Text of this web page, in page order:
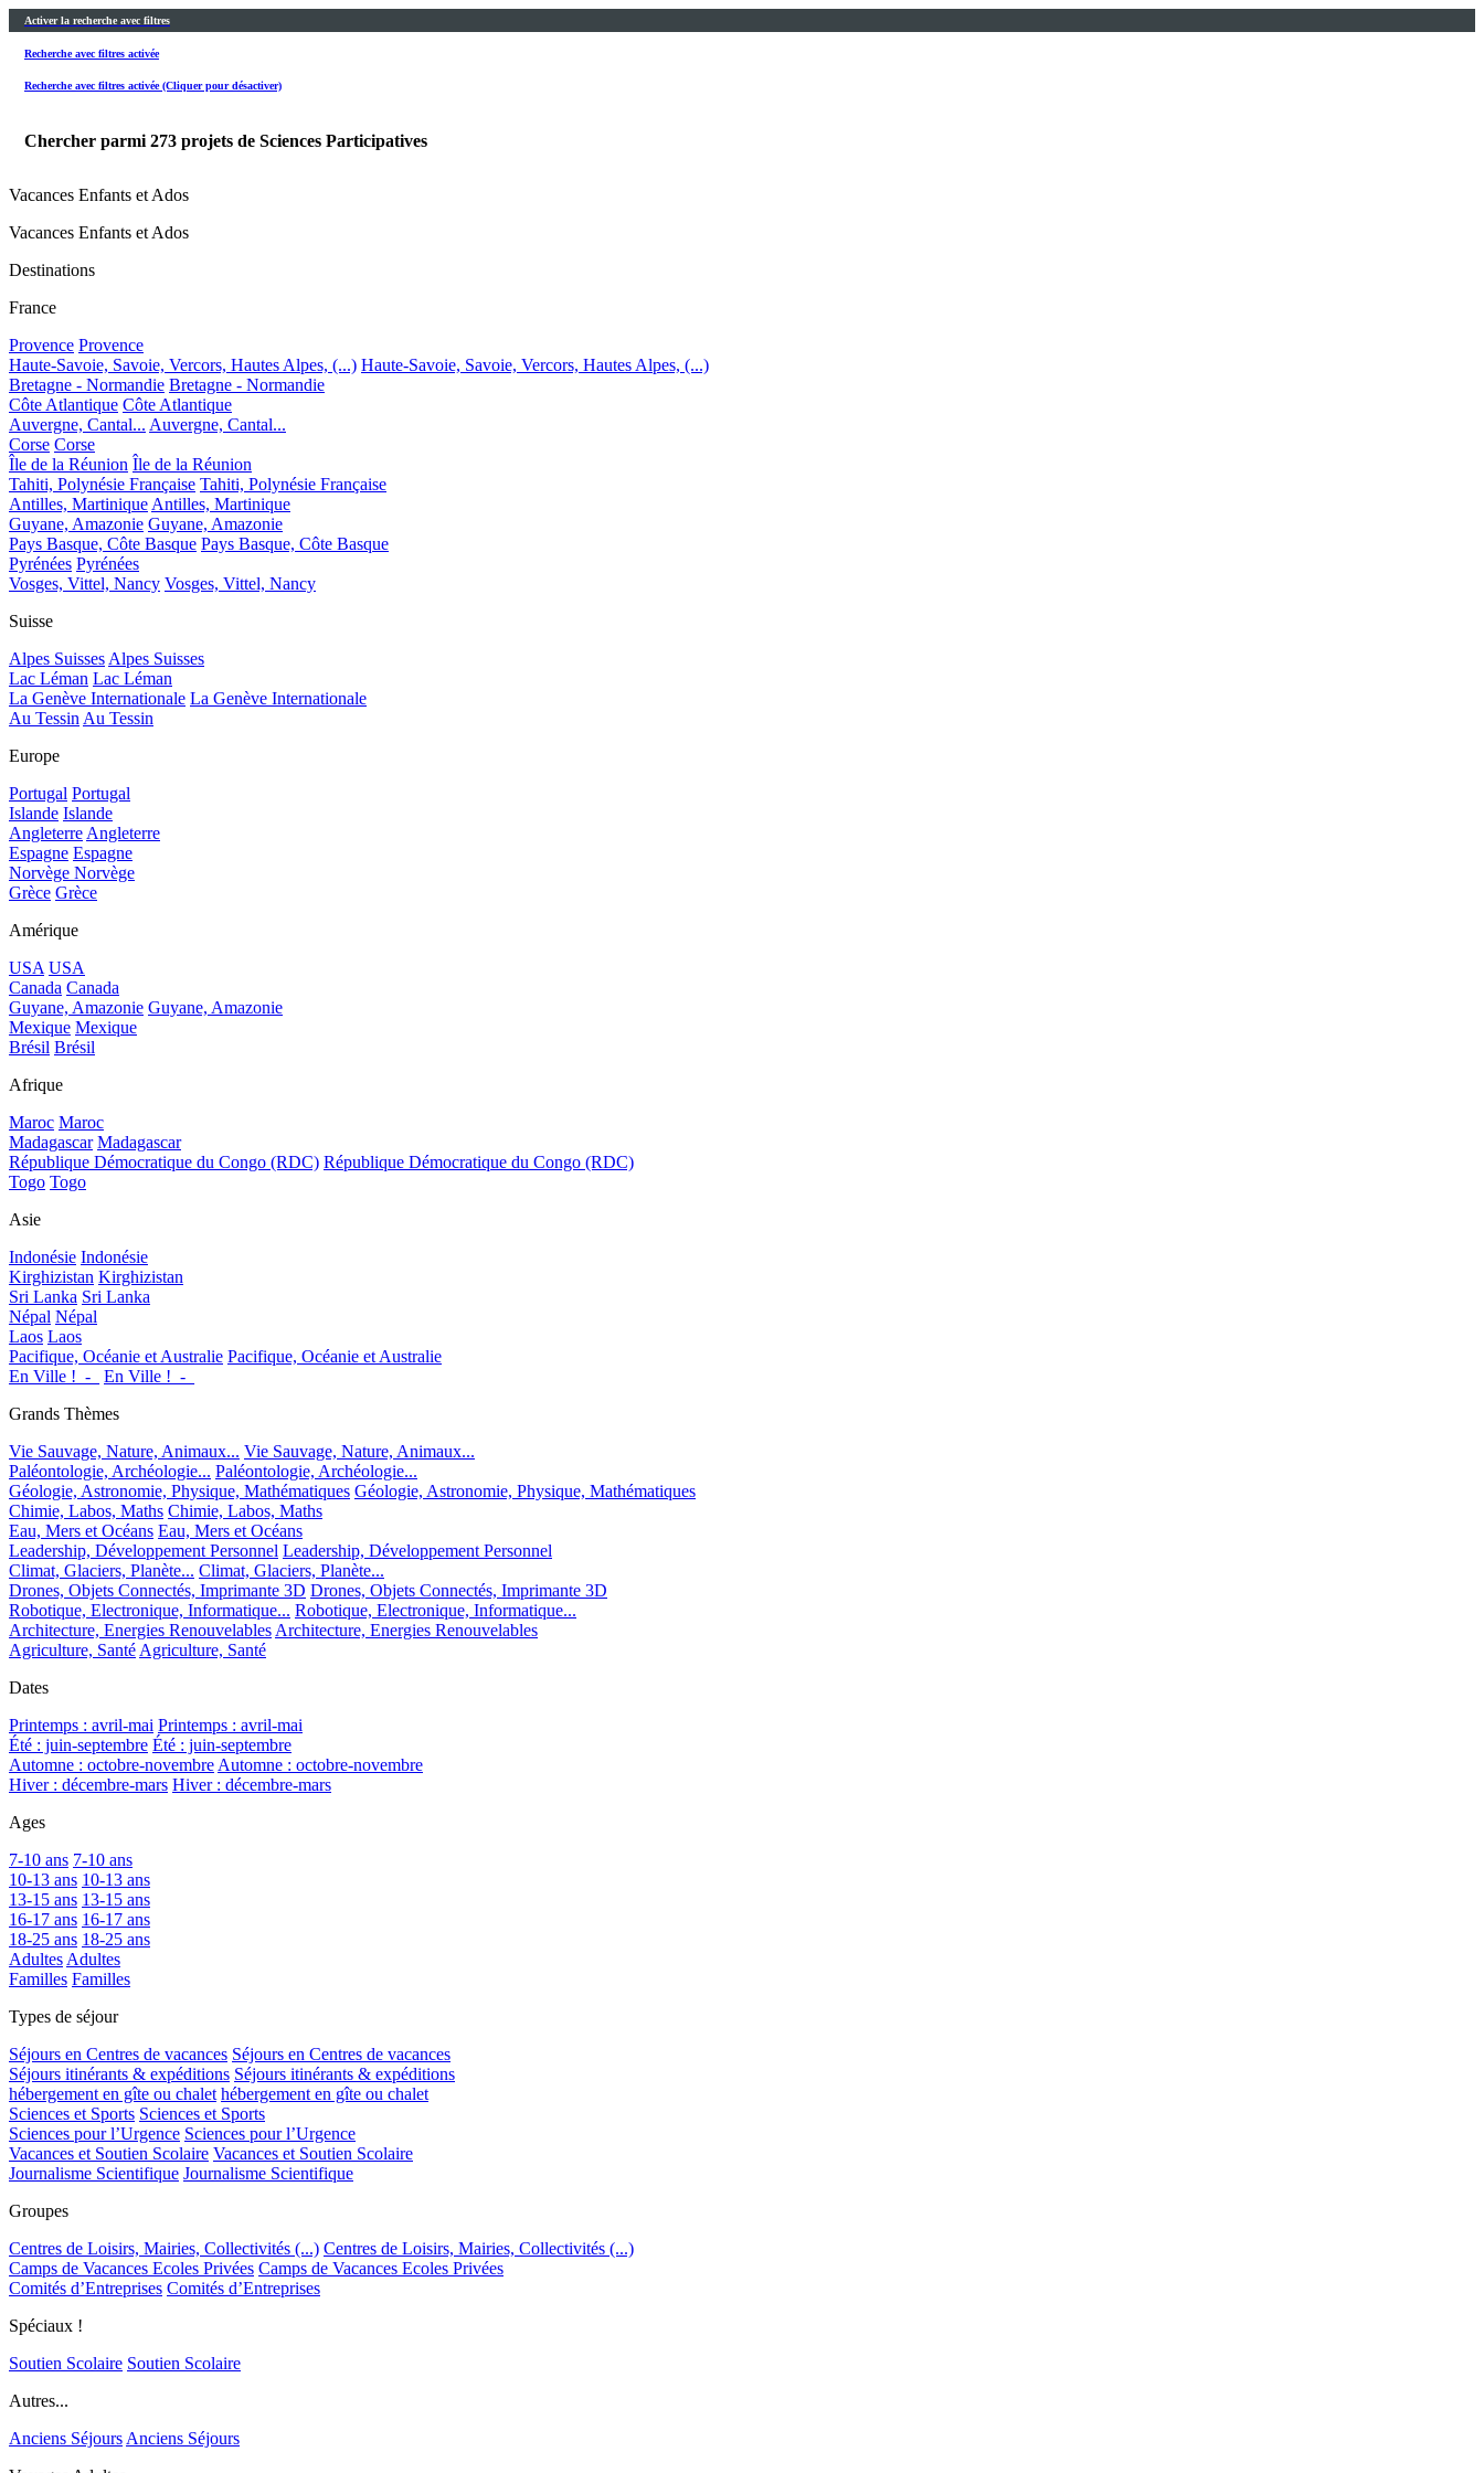
Activer la recherche avec filtres
Recherche avec filtres activée
Recherche avec filtres activée (Cliquer pour désactiver)
Chercher parmi 273 projets de Sciences Participatives
Vacances Enfants et Ados
Vacances Enfants et Ados
Destinations
France
Provence Provence
Haute-Savoie, Savoie, Vercors, Hautes Alpes, (...) Haute-Savoie, Savoie, Vercors, Hautes Alpes, (...)
Bretagne - Normandie Bretagne - Normandie
Côte Atlantique Côte Atlantique
Auvergne, Cantal... Auvergne, Cantal...
Corse Corse
Île de la Réunion Île de la Réunion
Tahiti, Polynésie Française Tahiti, Polynésie Française
Antilles, MartiniqueAntilles, Martinique
Guyane, Amazonie Guyane, Amazonie
Pays Basque, Côte Basque Pays Basque, Côte Basque
Pyrénées Pyrénées
Vosges, Vittel, Nancy Vosges, Vittel, Nancy
Suisse
Alpes SuissesAlpes Suisses
Lac Léman Lac Léman
La Genève Internationale La Genève Internationale
Au TessinAu Tessin
Europe
Portugal Portugal
Islande Islande
AngleterreAngleterre
Espagne Espagne
Norvège Norvège
Grèce Grèce
Amérique
USA USA
Canada Canada
Guyane, Amazonie Guyane, Amazonie
Mexique Mexique
Brésil Brésil
Afrique
Maroc Maroc
Madagascar Madagascar
République Démocratique du Congo (RDC) République Démocratique du Congo (RDC)
Togo Togo
Asie
Indonésie Indonésie
Kirghizistan Kirghizistan
Sri Lanka Sri Lanka
Népal Népal
Laos Laos
Pacifique, Océanie et Australie Pacifique, Océanie et Australie
En Ville !_-_
En Ville !_-_
Grands Thèmes
Vie Sauvage, Nature, Animaux... Vie Sauvage, Nature, Animaux...
Paléontologie, Archéologie... Paléontologie, Archéologie...
Géologie, Astronomie, Physique, Mathématiques Géologie, Astronomie, Physique, Mathématiques
Chimie, Labos, Maths Chimie, Labos, Maths
Eau, Mers et Océans Eau, Mers et Océans
Leadership, Développement Personnel Leadership, Développement Personnel
Climat, Glaciers, Planète... Climat, Glaciers, Planète...
Drones, Objets Connectés, Imprimante 3D Drones, Objets Connectés, Imprimante 3D
Robotique, Electronique, Informatique... Robotique, Electronique, Informatique...
Architecture, Energies RenouvelablesArchitecture, Energies Renouvelables
Agriculture, SantéAgriculture, Santé
Dates
Printemps : avril-mai Printemps : avril-mai
Été : juin-septembre Été : juin-septembre
Automne : octobre-novembreAutomne : octobre-novembre
Hiver : décembre-mars Hiver : décembre-mars
Ages
7-10 ans 7-10 ans
10-13 ans 10-13 ans
13-15 ans 13-15 ans
16-17 ans 16-17 ans
18-25 ans 18-25 ans
AdultesAdultes
Familles Familles
Types de séjour
Séjours en Centres de vacances Séjours en Centres de vacances
Séjours itinérants & expéditions Séjours itinérants & expéditions
hébergement en gîte ou chalet hébergement en gîte ou chalet
Sciences et Sports Sciences et Sports
Sciences pour l’Urgence Sciences pour l’Urgence
Vacances et Soutien Scolaire Vacances et Soutien Scolaire
Journalisme Scientifique Journalisme Scientifique
Groupes
Centres de Loisirs, Mairies, Collectivités (...) Centres de Loisirs, Mairies, Collectivités (...)
Camps de Vacances Ecoles Privées Camps de Vacances Ecoles Privées
Comités d’Entreprises Comités d’Entreprises
Spéciaux !
Soutien Scolaire Soutien Scolaire
Autres...
Anciens SéjoursAnciens Séjours